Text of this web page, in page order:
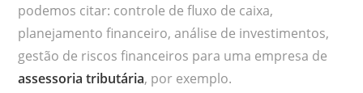
podemos citar: controle de fluxo de caixa,
planejamento financeiro, análise de investimentos,
gestão de riscos financeiros para uma empresa de
assessoria tributária, por exemplo.